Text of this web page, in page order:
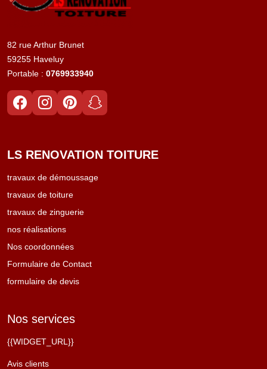
82 rue Arthur Brunet
59255 Haveluy
Portable : 0769933940
LS RENOVATION TOITURE
travaux de démoussage
travaux de toiture
travaux de zinguerie
nos réalisations
Nos coordonnées
Formulaire de Contact
formulaire de devis
Nos services
{{WIDGET_URL}}
Avis clients